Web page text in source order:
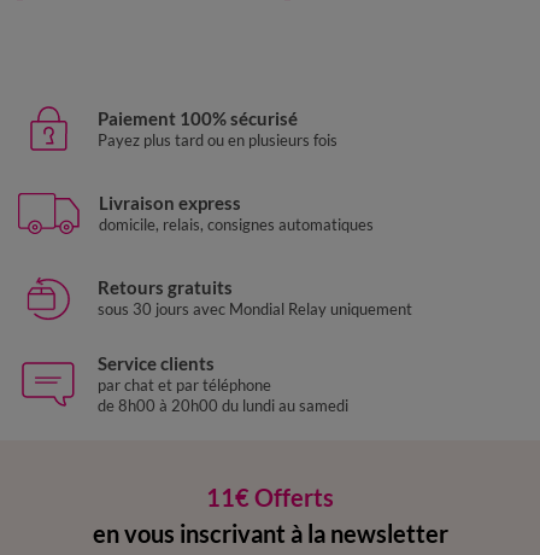
Paiement 100% sécurisé
Payez plus tard ou en plusieurs fois
Livraison express
domicile, relais, consignes automatiques
Retours gratuits
sous 30 jours avec Mondial Relay uniquement
Service clients
par chat et par téléphone
de 8h00 à 20h00 du lundi au samedi
11€ Offerts
en vous inscrivant à la newsletter